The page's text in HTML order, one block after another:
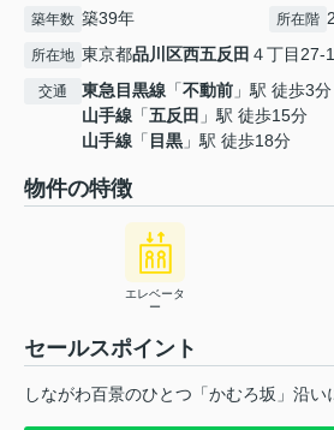
築年数 築39年 所在階
所在地 東京都品川区西五反田 ４丁目27-
交通 東急目黒線 「不動前 」駅 徒歩3分
山手線 「五反田 」駅 徒歩15分
山手線 「 目黒 」駅 徒歩18分
物件の特徴
エレベータ
ー
セールスポイント
しながわ百景のひとつ「かむろ坂」沿い